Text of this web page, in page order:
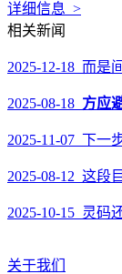
详细信息 >
相关新闻
2025-12-18 而是
2025-08-18 方应
2025-11-07 下一
2025-08-12 这段
2025-10-15 灵码
关于我们